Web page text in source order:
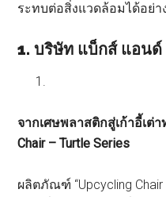
ระทบต่อสิ่งแวดล้อมได้อย่า
1. บริษัท แบ็กส์ แอนด์
จากเศษพลาสติกสู่เก้าอี้เต่า
Chair – Turtle Series
ผลิตภัณฑ์ “Upcycling Chair